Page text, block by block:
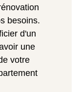
besoins.
d'un
une
votre